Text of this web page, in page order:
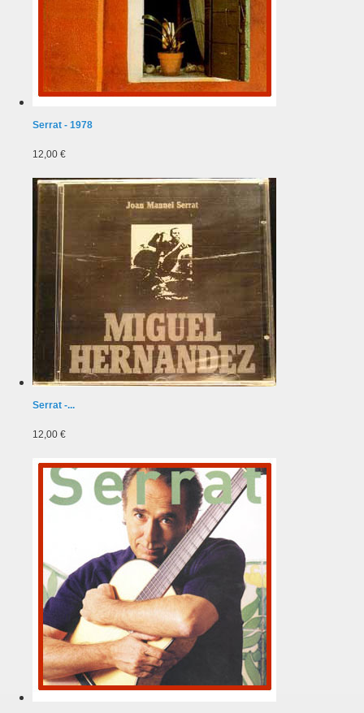
Serrat - 1978
12,00 €
Serrat -...
12,00 €